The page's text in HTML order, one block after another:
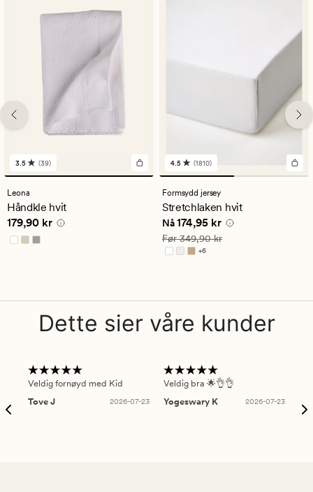
39
anmeldelser
med
en
gjennomsnittlig
vurdering
på
3.5
3.5 (39)
Leona
Håndkle hvit
Pris 179,90 kr
179,90 kr
1810
anmeldelser
med
en
gjennomsnittlig
vurdering
på
4.5
4.5 (1810)
Formsydd jersey
Stretchlaken hvit
Nåværende pris
Nå174,95 kr
Vanlig pris 349,90 kr
Før349,90 kr
+6
Tilgjengelig i flere farger
Dette sier våre kunder
Veldig fornøyd med Kid
Tove J
2026-07-23
Veldig bra 🌟👌👌
Yogeswary K
2026-07-23